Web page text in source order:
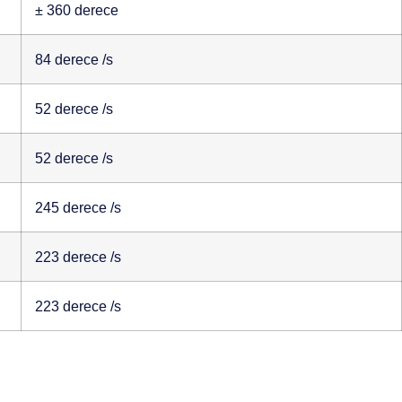
± 360 derece
84 derece /s
52 derece /s
52 derece /s
245 derece /s
223 derece /s
223 derece /s